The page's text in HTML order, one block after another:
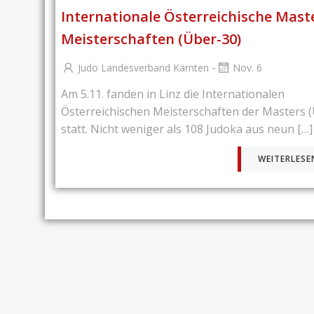
Internationale Österreichische
Meisterschaften (Über-30)
Judo Landesverband Kärnten - Nov. 6
Am 5.11. fanden in Linz die Internationalen
Österreichischen Meisterschaften der Masters
statt. Nicht weniger als 108 Judoka aus neun […]